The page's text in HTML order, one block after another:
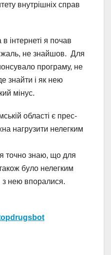
внутрішніх справ
інтернеті я почав
жаль, не знайшов. Для
програму, не
знайти і як нею
мінус.
області є прес-
нагрузити нелегким
точно знаю, що для
було нелегким
нею впоралися.